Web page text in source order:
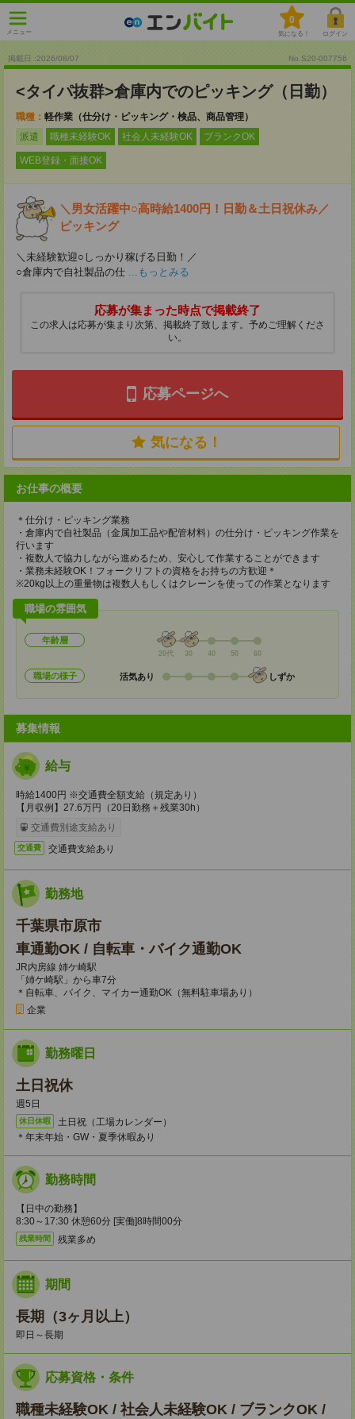
メニュー
0
気になる！ ログイン
掲載日 :2026/08/07 No.S20-007756
<タイパ抜群>倉庫内でのピッキング（日勤）
職種： 軽作業（仕分け・ピッキング・検品、商品管理）
派遣
職種未経験OK 社会人未経験OK ブランクOK
WEB登録・面接OK
＼男女活躍中○高時給1400円！日勤＆土日祝休み／
ピッキング
＼未経験歓迎○しっかり稼げる日勤！／
○倉庫内で自社製品の仕 ...もっとみる
応募が集まった時点で掲載終了
この求人は応募が集まり次第、掲載終了致します。予めご理解くださ
い。
応募ページへ
気になる！
お仕事の概要
＊仕分け・ピッキング業務
・倉庫内で自社製品（金属加工品や配管材料）の仕分け・ピッキング作業を
行います
・複数人で協力しながら進めるため、安心して作業することができます
・業務未経験OK！フォークリフトの資格をお持ちの方歓迎＊
※20kg以上の重量物は複数人もしくはクレーンを使っての作業となります
職場の雰囲気
年齢層
20代 30 40 50 60
職場の様子 活気あり しずか
募集情報
給与
時給1400円 ※交通費全額支給（規定あり）
【月収例】27.6万円（20日勤務＋残業30h）
交通費別途支給あり
交通費 交通費支給あり
勤務地
千葉県市原市
車通勤OK / 自転車・バイク通勤OK
JR内房線 姉ケ崎駅
「姉ケ崎駅」から車7分
＊自転車、バイク、マイカー通勤OK（無料駐車場あり）
企業
勤務曜日
土日祝休
週5日
休日休暇
土日祝（工場カレンダー）
＊年末年始・GW・夏季休暇あり
勤務時間
【日中の勤務】
8:30～17:30 休憩60分 [実働]8時間00分
残業時間 残業多め
期間
長期（3ヶ月以上）
即日～長期
応募資格・条件
職種未経験OK / 社会人未経験OK / ブランクOK /